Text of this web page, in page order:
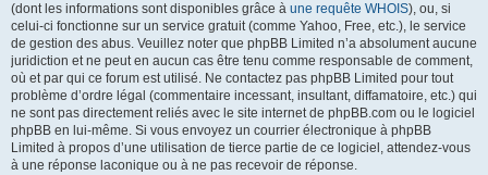
(dont les informations sont disponibles grâce à une requête WHOIS), ou, si
celui-ci fonctionne sur un service gratuit (comme Yahoo, Free, etc.), le service
de gestion des abus. Veuillez noter que phpBB Limited n’a absolument aucune
juridiction et ne peut en aucun cas être tenu comme responsable de comment,
où et par qui ce forum est utilisé. Ne contactez pas phpBB Limited pour tout
problème d’ordre légal (commentaire incessant, insultant, diffamatoire, etc.) qui
ne sont pas directement reliés avec le site internet de phpBB.com ou le logiciel
phpBB en lui-même. Si vous envoyez un courrier électronique à phpBB
Limited à propos d’une utilisation de tierce partie de ce logiciel, attendez-vous
à une réponse laconique ou à ne pas recevoir de réponse.